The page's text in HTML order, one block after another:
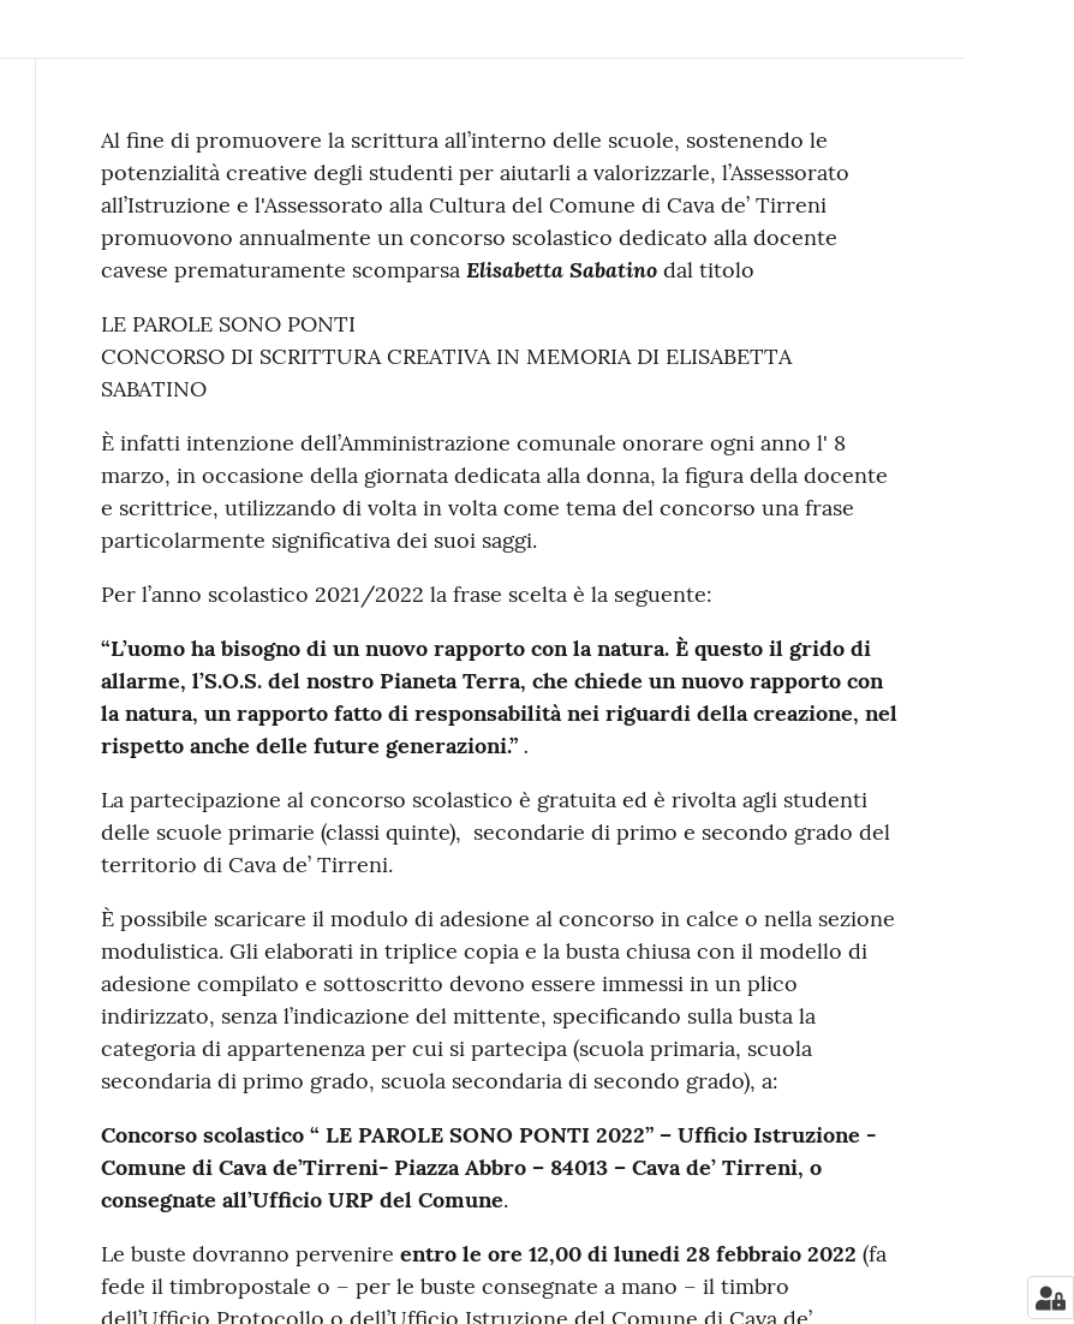
Contenuto
Al fine di promuovere la scrittura all’interno delle scuole, sostenendo le
potenzialità creative degli studenti per aiutarli a valorizzarle, l’Assessorato
all’Istruzione e l'Assessorato alla Cultura del Comune di Cava de’ Tirreni
promuovono annualmente un concorso scolastico dedicato alla docente
cavese prematuramente scomparsa Elisabetta Sabatinodal titolo
LE PAROLE SONO PONTI
CONCORSO DI SCRITTURA CREATIVA IN MEMORIA DI ELISABETTA
SABATINO
È infatti intenzione dell’Amministrazione comunale onorare ogni anno l' 8
marzo, in occasione della giornata dedicata alla donna, la figura della docente
e scrittrice, utilizzando di volta in volta come tema del concorso una frase
particolarmente significativa dei suoi saggi.
Per l’anno scolastico 2021/2022 la frase scelta è la seguente:
“L’uomo ha bisogno di un nuovo rapporto con la natura. È questo il grido di
allarme, l’S.O.S. del nostro Pianeta Terra, che chiede un nuovo rapporto con
la natura, un rapporto fatto di responsabilità nei riguardi della creazione, nel
rispetto anche delle future generazioni.” .
La partecipazione al concorso scolastico è gratuita ed è rivolta agli studenti
delle scuole primarie (classi quinte), secondarie di primo e secondo grado del
territorio di Cava de’ Tirreni.
È possibile scaricare il modulo di adesione al concorso in calce o nella sezione
modulistica. Gli elaborati in triplice copia e la busta chiusa con il modello di
adesione compilato e sottoscritto devono essere immessi in un plico
indirizzato, senza l’indicazione del mittente, specificando sulla busta la
categoria di appartenenza per cui si partecipa (scuola primaria, scuola
secondaria di primo grado, scuola secondaria di secondo grado), a:
Concorso scolastico “ LE PAROLE SONO PONTI 2022” – Ufficio Istruzione -
Comune di Cava de’Tirreni- Piazza Abbro – 84013 – Cava de’ Tirreni, o
consegnate all’Ufficio URP del Comune.
Le buste dovranno pervenire entro le ore 12,00 di lunedi 28 febbraio 2022 (fa
fede il timbropostale o – per le buste consegnate a mano – il timbro
dell’Ufficio Protocollo o dell’Ufficio Istruzione del Comune di Cava de’